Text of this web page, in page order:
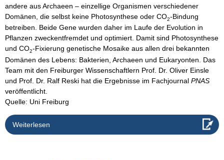
andere aus Archaeen – einzellige Organismen verschiedener
Domänen, die selbst keine Photosynthese oder CO2-Bindung
betreiben. Beide Gene wurden daher im Laufe der Evolution in
Pflanzen zweckentfremdet und optimiert. Damit sind Photosynthese
und CO2-Fixierung genetische Mosaike aus allen drei bekannten
Domänen des Lebens: Bakterien, Archaeen und Eukaryonten. Das
Team mit den Freiburger Wissenschaftlern Prof. Dr. Oliver Einsle
und Prof. Dr. Ralf Reski hat die Ergebnisse im Fachjournal PNAS
veröffentlicht.
Quelle: Uni Freiburg
Weiterlesen